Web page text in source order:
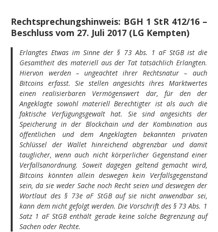
Rechtsprechungshinweis: BGH 1 StR 412/16 –
Beschluss vom 27. Juli 2017 (LG Kempten)
Erlangtes Etwas im Sinne der § 73 Abs. 1 aF StGB ist die
Gesamtheit des materiell aus der Tat tatsächlich Erlangten.
Hiervon werden – ungeachtet ihrer Rechtsnatur – auch
Bitcoins erfasst. Sie stellen angesichts ihres Marktwertes
einen realisierbaren Vermögenswert dar, für den der
Angeklagte sowohl materiell Berechtigter ist als auch die
faktische Verfügungsgewalt hat. Sie sind angesichts der
Speicherung in der Blockchain und der Kombination aus
öffentlichen und dem Angeklagten bekannten privaten
Schlüssel der Wallet hinreichend abgrenzbar und damit
tauglicher, wenn auch nicht körperlicher Gegenstand einer
Verfallsanordnung. Soweit dagegen geltend gemacht wird,
Bitcoins könnten allein deswegen kein Verfallsgegenstand
sein, da sie weder Sache noch Recht seien und deswegen der
Wortlaut des § 73e aF StGB auf sie nicht anwendbar sei,
kann dem nicht gefolgt werden. Die Vorschrift des § 73 Abs. 1
Satz 1 aF StGB enthält gerade keine solche Begrenzung auf
Sachen oder Rechte.